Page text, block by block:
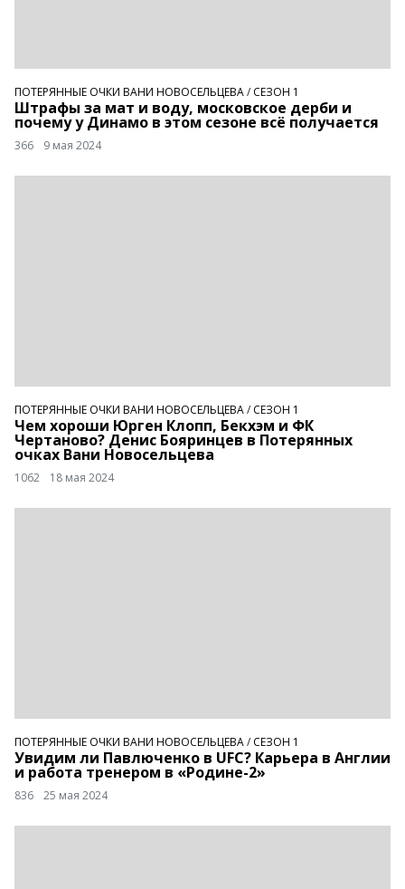
ПОТЕРЯННЫЕ ОЧКИ ВАНИ НОВОСЕЛЬЦЕВА/ СЕЗОН 1
Штрафы за мат и воду, московское дерби и
почему у Динамо в этом сезоне всё получается
366 9 мая 2024
ПОТЕРЯННЫЕ ОЧКИ ВАНИ НОВОСЕЛЬЦЕВА/ СЕЗОН 1
Чем хороши Юрген Клопп, Бекхэм и ФК
Чертаново? Денис Бояринцев в Потерянных
очках Вани Новосельцева
1062 18 мая 2024
ПОТЕРЯННЫЕ ОЧКИ ВАНИ НОВОСЕЛЬЦЕВА/ СЕЗОН 1
Увидим ли Павлюченко в UFC? Карьера в Англии
и работа тренером в «Родине-2»
836 25 мая 2024